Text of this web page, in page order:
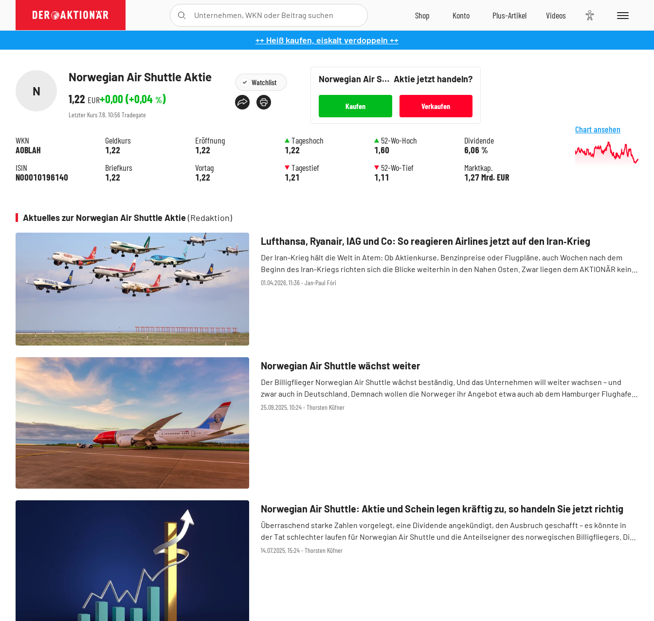
++ Heiß kaufen, eiskalt verdoppeln ++
N
Norwegian Air Shuttle Aktie
1,22 EUR+0,00(+0,04 %)
Letzter Kurs7.8. 10:56Tradegate
Watchlist
Chart ansehen
Norwegian Air Shuttle Aktie jetzt handeln?
Kaufen Verkaufen
WKN
A0BLAH
ISIN
NO0010196140
Geldkurs
1,22
Briefkurs
1,22
Eröffnung
1,22
Vortag
1,22
Tageshoch
1,22
Tagestief
1,21
52-Wo-Hoch
1,60
52-Wo-Tief
1,11
Dividende
6,06 %
Marktkap.
1,27 Mrd. EUR
Aktuelles zur Norwegian Air Shuttle Aktie(Redaktion)
01.04.2026, 11:36 ‧ Jan-Paul Fóri
Lufthansa, Ryanair, IAG und Co: So reagieren Airlines jetzt auf den Iran‑Krieg
Der Iran-Krieg hält die Welt in Atem: Ob Aktienkurse, Benzinpreise oder Flugpläne, auch Wochen nach dem
Beginn des Iran-Kriegs richten sich die Blicke weiterhin in den Nahen Osten. Zwar liegen dem AKTIONÄR keine
Informationen dazu vor, ob Ihr Flu ...
25.09.2025, 10:24 ‧ Thorsten Küfner
Norwegian Air Shuttle wächst weiter
Der Billigflieger Norwegian Air Shuttle wächst beständig. Und das Unternehmen will weiter wachsen – und
zwar auch in Deutschland. Demnach wollen die Norweger ihr Angebot etwa auch ab dem Hamburger Flughafen
14.07.2025, 15:24 ‧ Thorsten Küfner
Norwegian Air Shuttle: Aktie und Schein legen kräftig zu, so handeln Sie jetzt richtig
Überraschend starke Zahlen vorgelegt, eine Dividende angekündigt, den Ausbruch geschafft – es könnte in
der Tat schlechter laufen für Norwegian Air Shuttle und die Anteilseigner des norwegischen Billigfliegers. Die